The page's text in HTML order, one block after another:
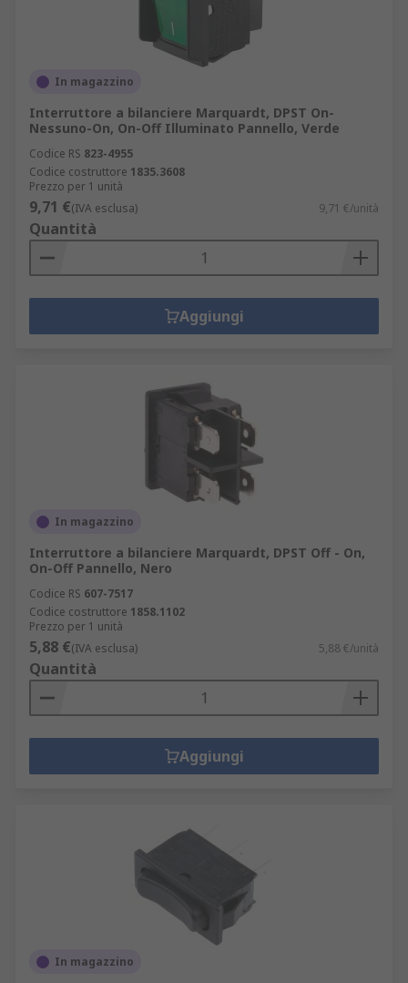
In magazzino
Interruttore a bilanciere Marquardt, DPST On-
Nessuno-On, On-Off Illuminato Pannello, Verde
Codice RS 823-4955
Codice costruttore 1835.3608
Prezzo per 1 unità
9,71 €(IVA esclusa) 9,71 €/unità
Quantità
Aggiungi
In magazzino
Interruttore a bilanciere Marquardt, DPST Off - On,
On-Off Pannello, Nero
Codice RS 607-7517
Codice costruttore 1858.1102
Prezzo per 1 unità
5,88 €(IVA esclusa) 5,88 €/unità
Quantità
Aggiungi
In magazzino